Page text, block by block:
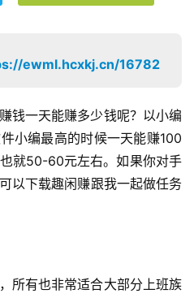
ewml.hcxkj.cn/16782
钱一天能赚多少钱呢？以小编
小编最高的时候一天能赚100
就50-60元左右。如果你对手
以下载趣闲赚跟我一起做任务
所有也非常适合大部分上班族